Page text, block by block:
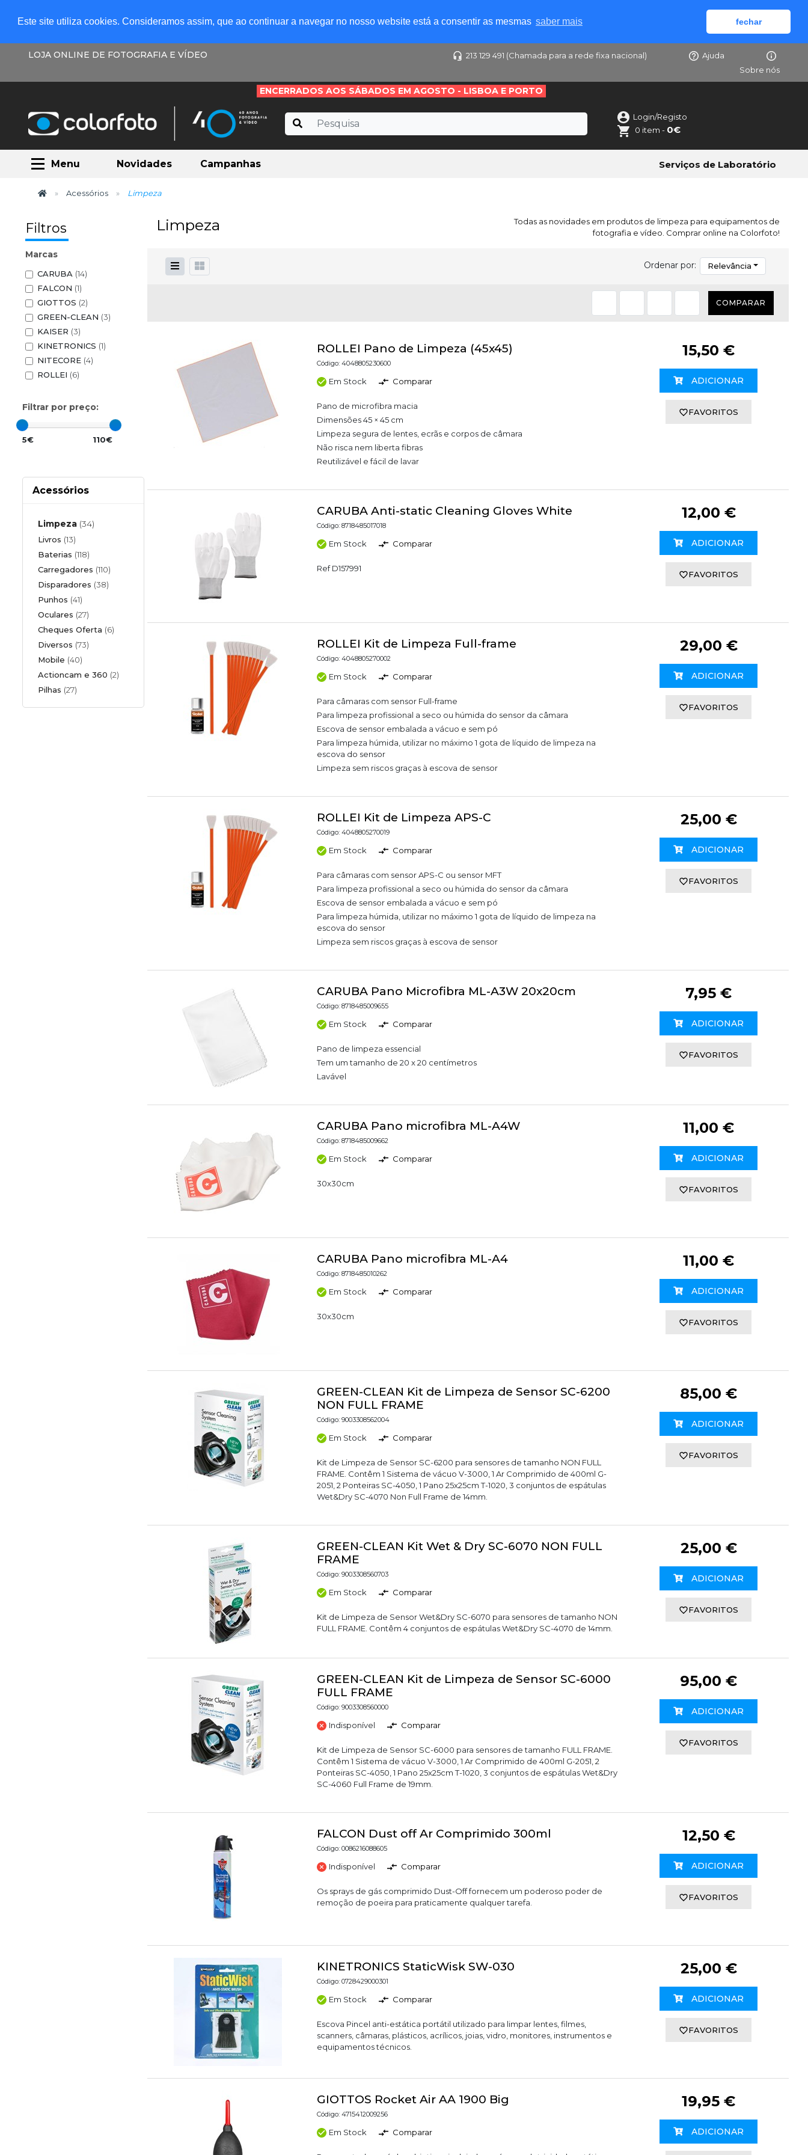
Este site utiliza cookies. Consideramos assim, que ao continuar a navegar no nosso website está a consentir as mesmas saber mais fechar
LOJA ONLINE DE FOTOGRAFIA E VÍDEO 213 129 491 (Chamada para a rede fixa nacional)
Ajuda
Sobre nós
ENCERRADOS AOS SÁBADOS EM AGOSTO - LISBOA E PORTO
Login/Registo
0 item - 0€
Menu Novidades Campanhas Serviços de Laboratório
Acessórios Limpeza
Filtros
Marcas
CARUBA (14)
FALCON (1)
GIOTTOS (2)
GREEN-CLEAN (3)
KAISER (3)
KINETRONICS (1)
NITECORE (4)
ROLLEI (6)
Filtrar por preço:
5€ 110€
Acessórios
Limpeza (34)
Livros (13)
Baterias (118)
Carregadores (110)
Disparadores (38)
Punhos (41)
Oculares (27)
Cheques Oferta (6)
Diversos (73)
Mobile (40)
Actioncam e 360 (2)
Pilhas (27)
Limpeza
Todas as novidades em produtos de limpeza para equipamentos de
fotografia e vídeo. Comprar online na Colorfoto!
Ordenar por: Relevância
COMPARAR
ROLLEI Pano de Limpeza (45x45)
Código: 4048805230600
Em Stock Comparar
Pano de microfibra macia
Dimensões 45 × 45 cm
Limpeza segura de lentes, ecrãs e corpos de câmara
Não risca nem liberta fibras
Reutilizável e fácil de lavar
15,50 €
ADICIONAR
FAVORITOS
CARUBA Anti-static Cleaning Gloves White
Código: 8718485017018
Em Stock Comparar
Ref D157991
12,00 €
ADICIONAR
FAVORITOS
ROLLEI Kit de Limpeza Full-frame
Código: 4048805270002
Em Stock Comparar
Para câmaras com sensor Full-frame
Para limpeza profissional a seco ou húmida do sensor da câmara
Escova de sensor embalada a vácuo e sem pó
Para limpeza húmida, utilizar no máximo 1 gota de líquido de limpeza na
escova do sensor
Limpeza sem riscos graças à escova de sensor
29,00 €
ADICIONAR
FAVORITOS
ROLLEI Kit de Limpeza APS-C
Código: 4048805270019
Em Stock Comparar
Para câmaras com sensor APS-C ou sensor MFT
Para limpeza profissional a seco ou húmida do sensor da câmara
Escova de sensor embalada a vácuo e sem pó
Para limpeza húmida, utilizar no máximo 1 gota de líquido de limpeza na
escova do sensor
Limpeza sem riscos graças à escova de sensor
25,00 €
ADICIONAR
FAVORITOS
CARUBA Pano Microfibra ML-A3W 20x20cm
Código: 8718485009655
Em Stock Comparar
Pano de limpeza essencial
Tem um tamanho de 20 x 20 centímetros
Lavável
7,95 €
ADICIONAR
FAVORITOS
CARUBA Pano microfibra ML-A4W
Código: 8718485009662
Em Stock Comparar
30x30cm
11,00 €
ADICIONAR
FAVORITOS
CARUBA Pano microfibra ML-A4
Código: 8718485010262
Em Stock Comparar
30x30cm
11,00 €
ADICIONAR
FAVORITOS
GREEN-CLEAN Kit de Limpeza de Sensor SC-6200
NON FULL FRAME
Código: 9003308562004
Em Stock Comparar
Kit de Limpeza de Sensor SC-6200 para sensores de tamanho NON FULL
FRAME. Contêm 1 Sistema de vácuo V-3000, 1 Ar Comprimido de 400ml G-
2051, 2 Ponteiras SC-4050, 1 Pano 25x25cm T-1020, 3 conjuntos de espátulas
Wet&Dry SC-4070 Non Full Frame de 14mm.
85,00 €
ADICIONAR
FAVORITOS
GREEN-CLEAN Kit Wet & Dry SC-6070 NON FULL
FRAME
Código: 9003308560703
Em Stock Comparar
Kit de Limpeza de Sensor Wet&Dry SC-6070 para sensores de tamanho NON
FULL FRAME. Contêm 4 conjuntos de espátulas Wet&Dry SC-4070 de 14mm.
25,00 €
ADICIONAR
FAVORITOS
GREEN-CLEAN Kit de Limpeza de Sensor SC-6000
FULL FRAME
Código: 9003308560000
Indisponível Comparar
Kit de Limpeza de Sensor SC-6000 para sensores de tamanho FULL FRAME.
Contêm 1 Sistema de vácuo V-3000, 1 Ar Comprimido de 400ml G-2051, 2
Ponteiras SC-4050, 1 Pano 25x25cm T-1020, 3 conjuntos de espátulas Wet&Dry
SC-4060 Full Frame de 19mm.
95,00 €
ADICIONAR
FAVORITOS
FALCON Dust off Ar Comprimido 300ml
Código: 0086216088605
Indisponível Comparar
Os sprays de gás comprimido Dust-Off fornecem um poderoso poder de
remoção de poeira para praticamente qualquer tarefa.
12,50 €
ADICIONAR
FAVORITOS
KINETRONICS StaticWisk SW-030
Código: 0728429000301
Em Stock Comparar
Escova Pincel anti-estática portátil utilizado para limpar lentes, filmes,
scanners, câmaras, plásticos, acrílicos, joias, vidro, monitores, instrumentos e
equipamentos técnicos.
25,00 €
ADICIONAR
FAVORITOS
GIOTTOS Rocket Air AA 1900 Big
Código: 4715412009256
Em Stock Comparar
19,95 €
ADICIONAR